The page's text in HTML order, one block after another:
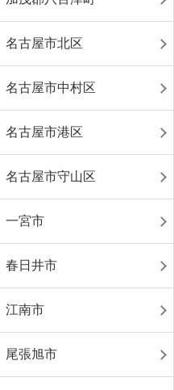
名古屋市北区
名古屋市中村区
名古屋市港区
名古屋市守山区
一宮市
春日井市
江南市
尾張旭市